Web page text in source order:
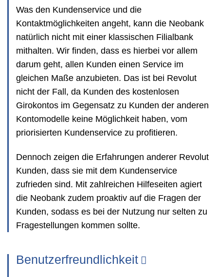
Was den Kundenservice und die
Kontaktmöglichkeiten angeht, kann die Neobank
natürlich nicht mit einer klassischen Filialbank
mithalten. Wir finden, dass es hierbei vor allem
darum geht, allen Kunden einen Service im
gleichen Maße anzubieten. Das ist bei Revolut
nicht der Fall, da Kunden des kostenlosen
Girokontos im Gegensatz zu Kunden der anderen
Kontomodelle keine Möglichkeit haben, vom
priorisierten Kundenservice zu profitieren.
Dennoch zeigen die Erfahrungen anderer Revolut
Kunden, dass sie mit dem Kundenservice
zufrieden sind. Mit zahlreichen Hilfeseiten agiert
die Neobank zudem proaktiv auf die Fragen der
Kunden, sodass es bei der Nutzung nur selten zu
Fragestellungen kommen sollte.
Benutzerfreundlichkeit